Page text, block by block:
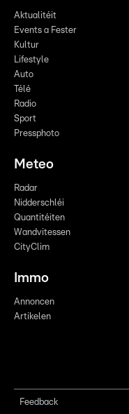
Aktualitéit
Events a Fester
Kultur
Lifestyle
Auto
Télé
Radio
Sport
Pressphoto
Meteo
Radar
Nidderschléi
Quantitéiten
Wandvitessen
CityClim
Immo
Annoncen
Artikelen
Feedback